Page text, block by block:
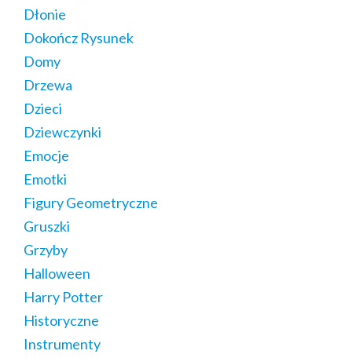
Dłonie
Dokończ Rysunek
Domy
Drzewa
Dzieci
Dziewczynki
Emocje
Emotki
Figury Geometryczne
Gruszki
Grzyby
Halloween
Harry Potter
Historyczne
Instrumenty